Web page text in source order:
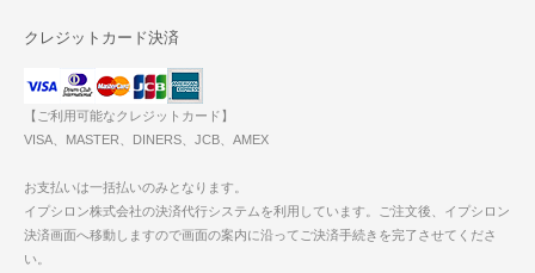
クレジットカード決済
【ご利用可能なクレジットカード】
VISA、MASTER、DINERS、JCB、AMEX
お支払いは一括払いのみとなります。
イプシロン株式会社の決済代行システムを利用しています。ご注文後、イプシロン
決済画面へ移動しますので画面の案内に沿ってご決済手続きを完了させてくださ
い。